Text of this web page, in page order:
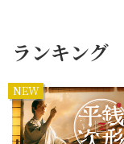
ランキング
NEW